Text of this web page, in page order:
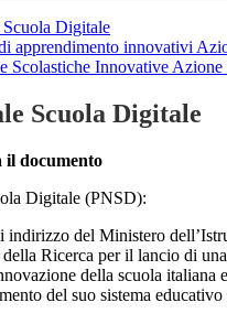
Digitale
apprendimento innovativi
Scolastiche Innovative Azione
Scuola Digitale
il documento
Digitale (PNSD):
indirizzo del Ministero
Ricerca per il lancio di
della scuola italiana
del suo sistema educativo